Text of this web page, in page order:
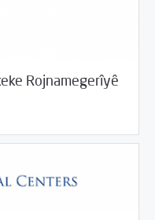
Rojnamegerîyê